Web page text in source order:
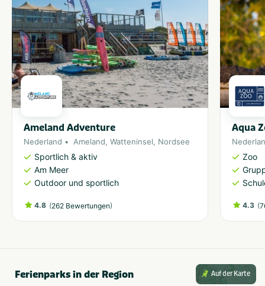
Ameland Adventure
Nederland Ameland, Watteninsel, Nordsee
Sportlich & aktiv
Am Meer
Outdoor und sportlich
4.8 (262 Bewertungen)
Aqua
Zoo
4.3 (
Ferienparks in der Region Auf der Karte